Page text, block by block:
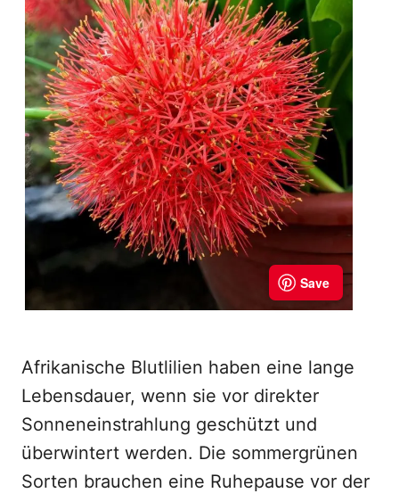
Afrikanische Blutlilien haben eine lange
Lebensdauer, wenn sie vor direkter
Sonneneinstrahlung geschützt und
überwintert werden. Die sommergrünen
Sorten brauchen eine Ruhepause vor der